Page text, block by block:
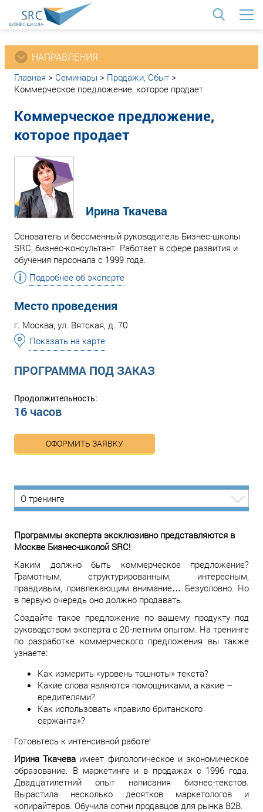
НАПРАВЛЕНИЯ
Главная > Семинары > Продажи, Сбыт >
Коммерческое предложение, которое продает
Коммерческое предложение,
которое продает
Ирина Ткачева
Основатель и бессменный руководитель Бизнес-школы
SRC, бизнес-консультант. Работает в сфере развития и
обучения персонала с 1999 года.
Подробнее об эксперте
Место проведения
г. Москва, ул. Вятская, д. 70
Показать на карте
ПРОГРАММА ПОД ЗАКАЗ
Продолжительность:
16 часов
ОФОРМИТЬ ЗАЯВКУ
О тренинге
Программы эксперта эксклюзивно представляются в
Москве Бизнес-школой SRC!
Каким должно быть коммерческое предложение?
Грамотным, структурированным, интересным,
правдивым, привлекающим внимание… Безусловно. Но
в первую очередь оно должно продавать.
Создайте такое предложение по вашему продукту под
руководством эксперта с 20-летним опытом. На тренинге
по разработке коммерческого предложения вы также
узнаете:
Как измерить «уровень тошноты» текста?
Какие слова являются помощниками, а какие –
вредителями?
Как использовать «правило британского
сержанта»?
Готовьтесь к интенсивной работе!
Ирина Ткачева имеет филологическое и экономическое
образование. В маркетинге и в продажах с 1996 года.
Двадцатилетний опыт написания бизнес-текстов.
Вырастила несколько десятков маркетологов и
копирайтеров. Обучила сотни продавцов для рынка В2В.